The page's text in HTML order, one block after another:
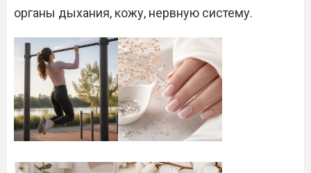
органы дыхания, кожу, нервную систему.